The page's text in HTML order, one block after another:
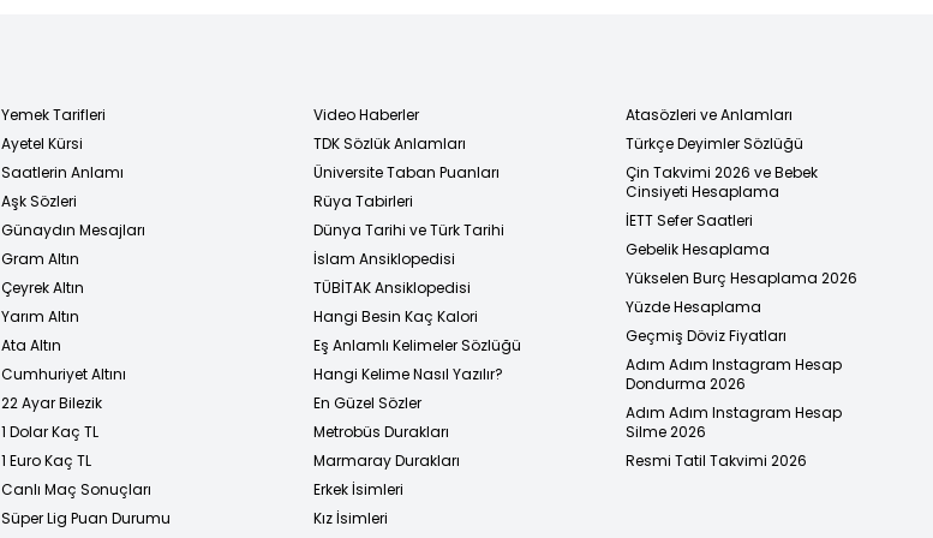
Yemek Tarifleri
Ayetel Kürsi
Saatlerin Anlamı
Aşk Sözleri
Günaydın Mesajları
Gram Altın
Çeyrek Altın
Yarım Altın
Ata Altın
Cumhuriyet Altını
22 Ayar Bilezik
1 Dolar Kaç TL
1 Euro Kaç TL
Canlı Maç Sonuçları
Süper Lig Puan Durumu
Video Haberler
TDK Sözlük Anlamları
Üniversite Taban Puanları
Rüya Tabirleri
Dünya Tarihi ve Türk Tarihi
İslam Ansiklopedisi
TÜBİTAK Ansiklopedisi
Hangi Besin Kaç Kalori
Eş Anlamlı Kelimeler Sözlüğü
Hangi Kelime Nasıl Yazılır?
En Güzel Sözler
Metrobüs Durakları
Marmaray Durakları
Erkek İsimleri
Kız İsimleri
Atasözleri ve Anlamları
Türkçe Deyimler Sözlüğü
Çin Takvimi 2026 ve Bebek
Cinsiyeti Hesaplama
İETT Sefer Saatleri
Gebelik Hesaplama
Yükselen Burç Hesaplama 2026
Yüzde Hesaplama
Geçmiş Döviz Fiyatları
Adım Adım Instagram Hesap
Dondurma 2026
Adım Adım Instagram Hesap
Silme 2026
Resmi Tatil Takvimi 2026